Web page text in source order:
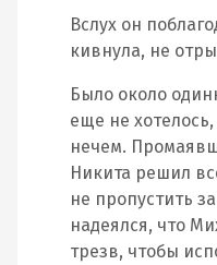
Вслух он
кивнула, не
Было около
еще не
нечем.
Никита решил
не пропустить
надеялся, что
трезв, чтобы